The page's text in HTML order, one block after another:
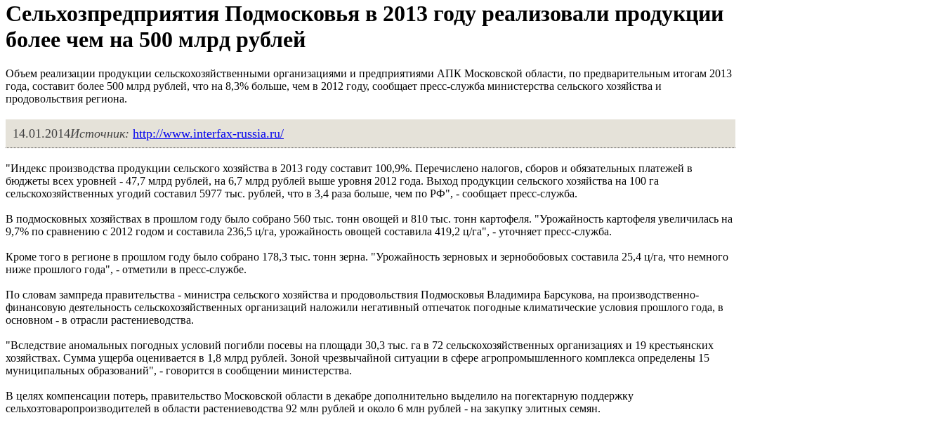
Сельхозпредприятия Подмосковья в 2013 году реализовали продукции
более чем на 500 млрд рублей
Объем реализации продукции сельскохозяйственными организациями и предприятиями АПК Московской области, по предварительным итогам 2013
года, составит более 500 млрд рублей, что на 8,3% больше, чем в 2012 году, сообщает пресс-служба министерства сельского хозяйства и
продовольствия региона.
14.01.2014Источник: http://www.interfax-russia.ru/
"Индекс производства продукции сельского хозяйства в 2013 году составит 100,9%. Перечислено налогов, сборов и обязательных платежей в
бюджеты всех уровней - 47,7 млрд рублей, на 6,7 млрд рублей выше уровня 2012 года. Выход продукции сельского хозяйства на 100 га
сельскохозяйственных угодий составил 5977 тыс. рублей, что в 3,4 раза больше, чем по РФ", - сообщает пресс-служба.
В подмосковных хозяйствах в прошлом году было собрано 560 тыс. тонн овощей и 810 тыс. тонн картофеля. "Урожайность картофеля увеличилась на
9,7% по сравнению с 2012 годом и составила 236,5 ц/га, урожайность овощей составила 419,2 ц/га", - уточняет пресс-служба.
Кроме того в регионе в прошлом году было собрано 178,3 тыс. тонн зерна. "Урожайность зерновых и зернобобовых составила 25,4 ц/га, что немного
ниже прошлого года", - отметили в пресс-службе.
По словам зампреда правительства - министра сельского хозяйства и продовольствия Подмосковья Владимира Барсукова, на производственно-
финансовую деятельность сельскохозяйственных организаций наложили негативный отпечаток погодные климатические условия прошлого года, в
основном - в отрасли растениеводства.
"Вследствие аномальных погодных условий погибли посевы на площади 30,3 тыс. га в 72 сельскохозяйственных организациях и 19 крестьянских
хозяйствах. Сумма ущерба оценивается в 1,8 млрд рублей. Зоной чрезвычайной ситуации в сфере агропромышленного комплекса определены 15
муниципальных образований", - говорится в сообщении министерства.
В целях компенсации потерь, правительство Московской области в декабре дополнительно выделило на погектарную поддержку
сельхозтоваропроизводителей в области растениеводства 92 млн рублей и около 6 млн рублей - на закупку элитных семян.